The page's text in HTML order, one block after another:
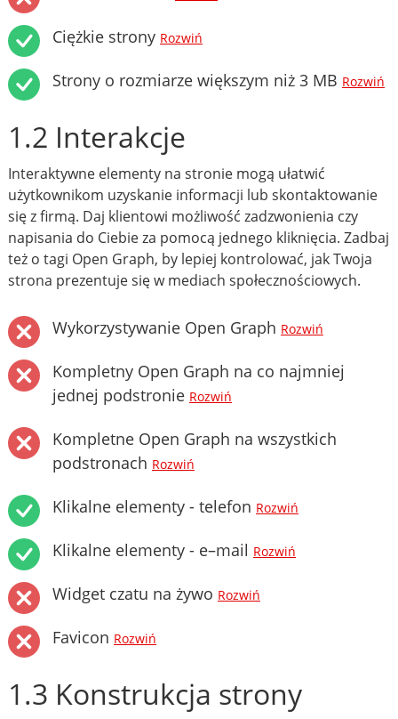
Ciężkie strony Rozwiń
Strony o rozmiarze większym niż 3 MB Rozwiń
1.2 Interakcje
Interaktywne elementy na stronie mogą ułatwić
użytkownikom uzyskanie informacji lub skontaktowanie
się z firmą. Daj klientowi możliwość zadzwonienia czy
napisania do Ciebie za pomocą jednego kliknięcia. Zadbaj
też o tagi Open Graph, by lepiej kontrolować, jak Twoja
strona prezentuje się w mediach społecznościowych.
Wykorzystywanie Open Graph Rozwiń
Kompletny Open Graph na co najmniej
jednej podstronie Rozwiń
Kompletne Open Graph na wszystkich
podstronach Rozwiń
Klikalne elementy - telefon Rozwiń
Klikalne elementy - e–mail Rozwiń
Widget czatu na żywo Rozwiń
Favicon Rozwiń
1.3 Konstrukcja strony